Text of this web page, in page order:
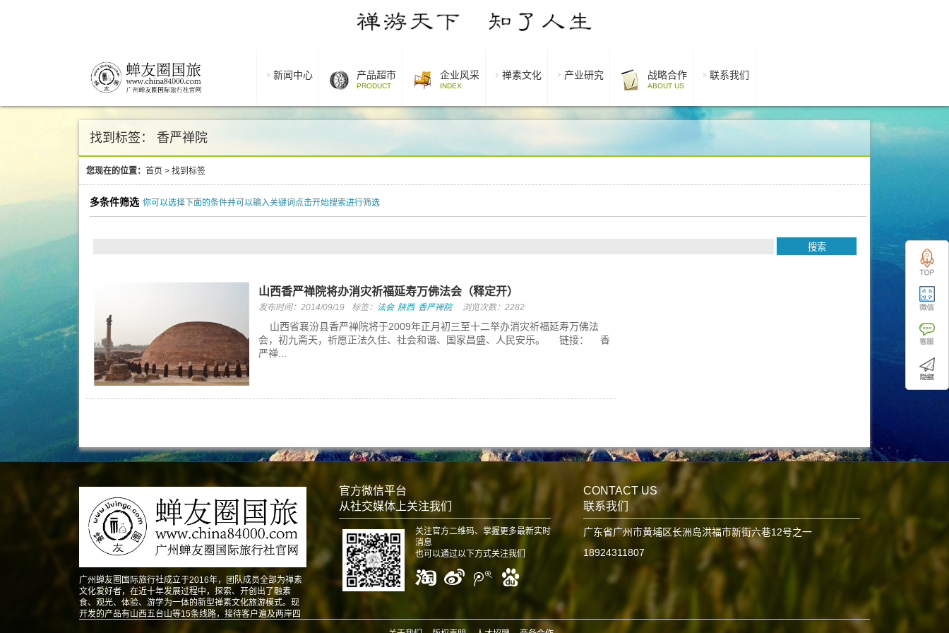
新闻中心 产品超市
PRODUCT
企业风采
INDEX
禅素文化 产业研究 战略合作
ABOUT US
联系我们
找到标签： 香严禅院
您现在的位置： 首页 > 找到标签
多条件筛选 你可以选择下面的条件并可以输入关键词点击开始搜索进行筛选
山西香严禅院将办消灾祈福延寿万佛法会（释定开）
发布时间：2014/09/19 标签： 法会 陕西 香严禅院 浏览次数：2282
山西省襄汾县香严禅院将于2009年正月初三至十二举办消灾祈福延寿万佛法
会，初九斋天，祈愿正法久住、社会和谐、国家昌盛、人民安乐。 链接： 香
严禅...
广州蝉友圈国际旅行社成立于2016年，团队成员全部为禅素
文化爱好者，在近十年发展过程中，探索、开创出了融素
食、观光、体验、游学为一体的新型禅素文化旅游模式。现
开发的产品有山西五台山等15条线路，接待客户遍及两岸四
官方微信平台
从社交媒体上关注我们
关注官方二维码、掌握更多最新实时
消息
也可以通过以下方式关注我们
CONTACT US
联系我们
广东省广州市黄埔区长洲岛洪福市新街六巷12号之一
18924311807